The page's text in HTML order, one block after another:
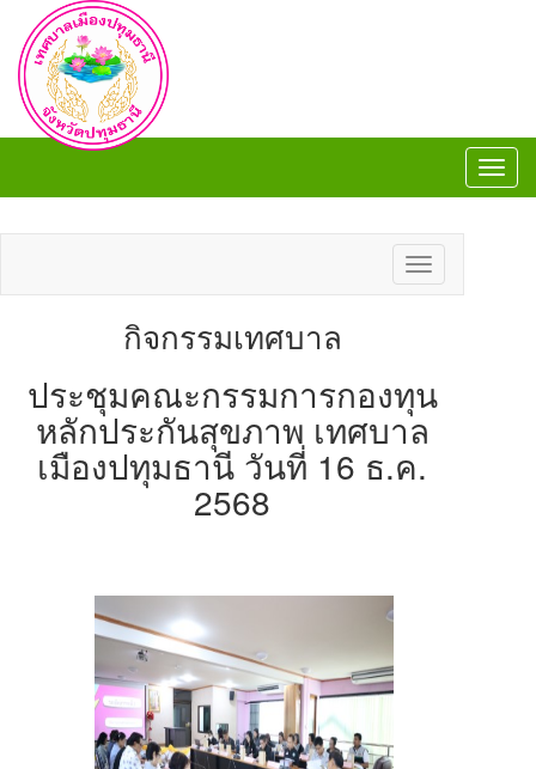
Toggle
navigation
กิจกรรมเทศบาล
ประชุมคณะกรรมการกองทุน
หลักประกันสุขภาพ เทศบาล
เมืองปทุมธานี วันที่ 16 ธ.ค.
2568